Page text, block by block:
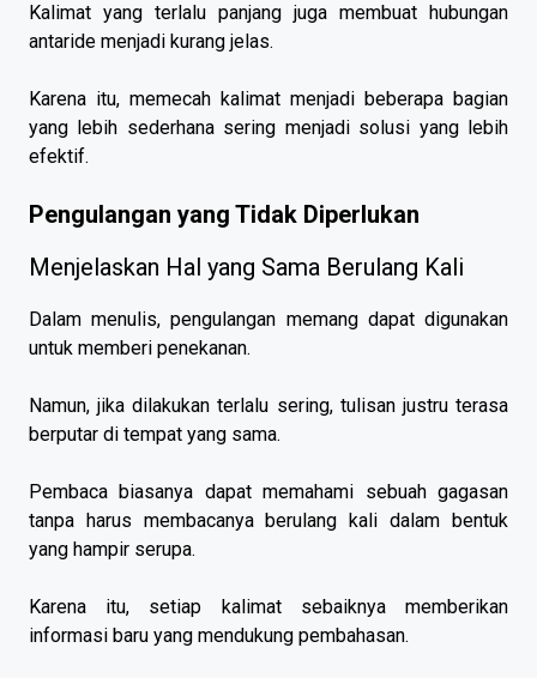
Kalimat yang terlalu panjang juga membuat hubungan
antaride menjadi kurang jelas.
Karena itu, memecah kalimat menjadi beberapa bagian
yang lebih sederhana sering menjadi solusi yang lebih
efektif.
Pengulangan yang Tidak Diperlukan
Menjelaskan Hal yang Sama Berulang Kali
Dalam menulis, pengulangan memang dapat digunakan
untuk memberi penekanan.
Namun, jika dilakukan terlalu sering, tulisan justru terasa
berputar di tempat yang sama.
Pembaca biasanya dapat memahami sebuah gagasan
tanpa harus membacanya berulang kali dalam bentuk
yang hampir serupa.
Karena itu, setiap kalimat sebaiknya memberikan
informasi baru yang mendukung pembahasan.